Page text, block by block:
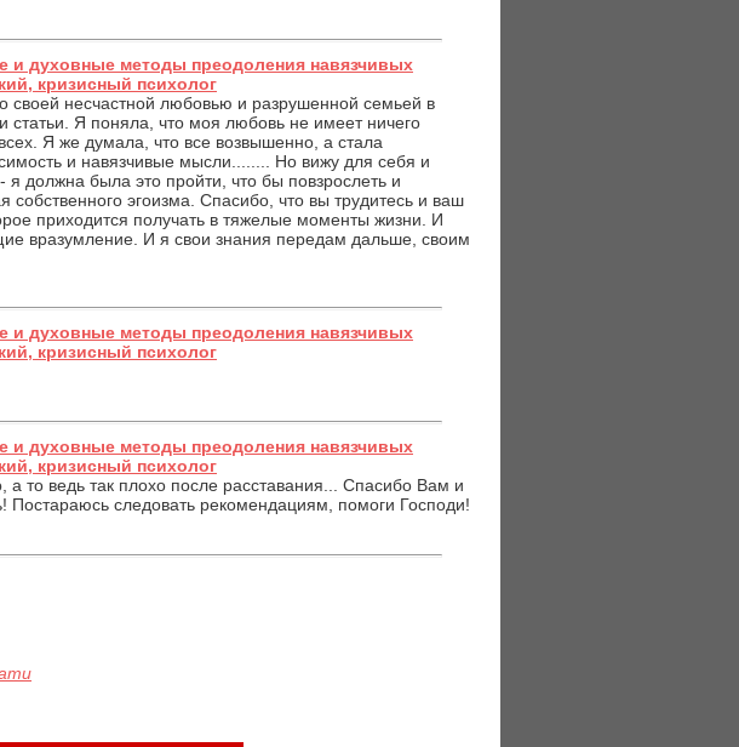
и духовные методы преодоления навязчивых
кризисный психолог
своей несчастной любовью и разрушенной семьей в
Я поняла, что моя любовь не имеет ничего
Я же думала, что все возвышенно, а стала
и навязчивые мысли........ Но вижу для себя и
я должна была это пройти, что бы повзрослеть и
собственного эгоизма. Спасибо, что вы трудитесь и ваш
приходится получать в тяжелые моменты жизни. И
вразумление. И я свои знания передам дальше, своим
и духовные методы преодоления навязчивых
кризисный психолог
и духовные методы преодоления навязчивых
кризисный психолог
а то ведь так плохо после расставания... Спасибо Вам и
Постараюсь следовать рекомендациям, помоги Господи!